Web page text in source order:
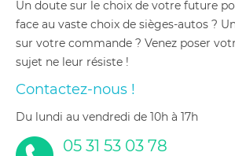
Un doute sur le choix de votre future
face au vaste choix de sièges-autos ?
sur votre commande ? Venez poser
sujet ne leur résiste !
Contactez-nous !
du lundi au vendredi de 10h à 17h
05 31 53 03 78